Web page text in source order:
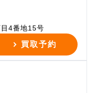
4番地15号
買取予約